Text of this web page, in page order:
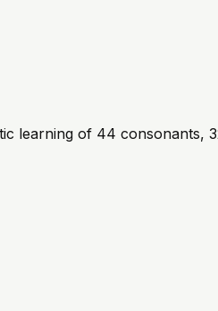
learning of 44 consonants,